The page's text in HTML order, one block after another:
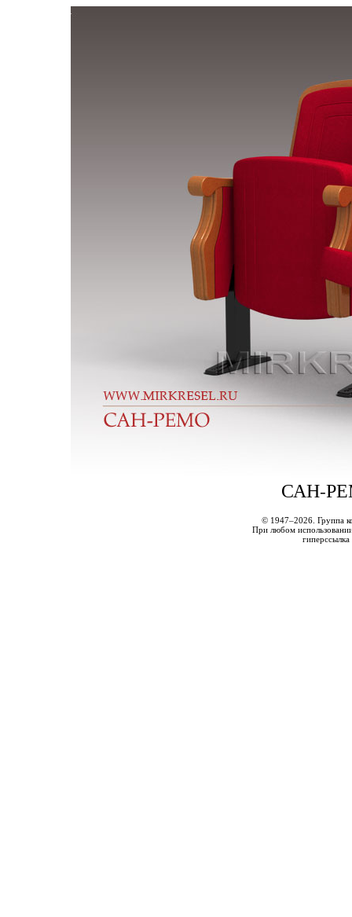
САН-
© 1947–2026. Группа
При любом